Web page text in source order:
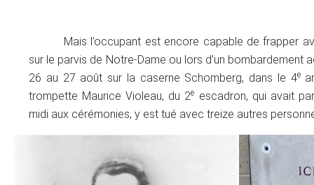
Mais l’occupant est encore capable de frapper
sur le parvis de Notre-Dame ou lors d’un bombardement
26 au 27 août sur la caserne Schomberg, dans le 4e
trompette Maurice Violeau, du 2e escadron, qui avait
midi aux cérémonies, y est tué avec treize autres